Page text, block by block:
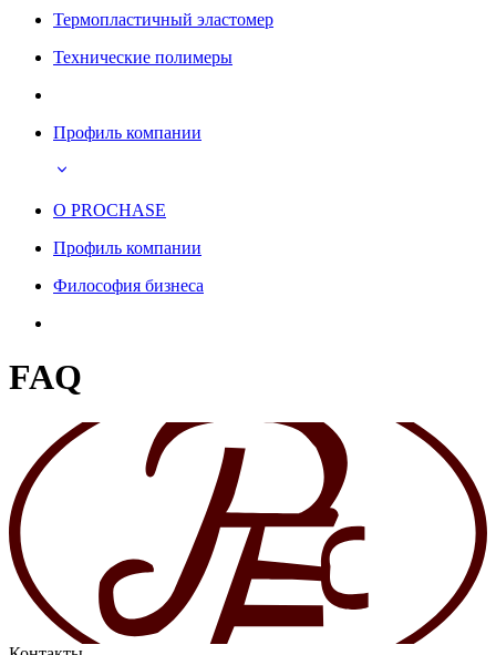
Термопластичный эластомер
Технические полимеры
Профиль компании
О PROCHASE
Профиль компании
Философия бизнеса
FAQ